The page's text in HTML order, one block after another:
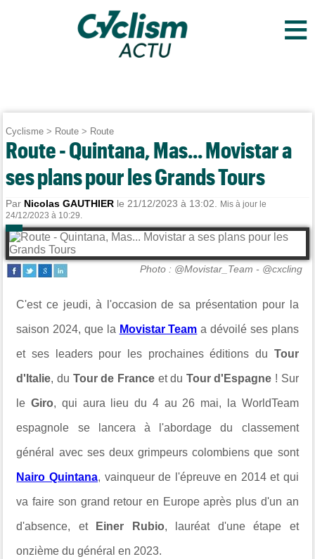
≡
Cyclisme > Route > Route
Route - Quintana, Mas... Movistar a
ses plans pour les Grands Tours
Par Nicolas GAUTHIER le 21/12/2023 à 13:02.
Mis à jour le
24/12/2023 à 10:29.
Photo : @Movistar_Team - @cxcling
C'est ce jeudi, à l'occasion de sa présentation pour la
saison 2024, que la Movistar Team a dévoilé ses plans
et ses leaders pour les prochaines éditions du Tour
d'Italie, du Tour de Franceet du Tour d'Espagne ! Sur
leGiro, qui aura lieu du 4 au 26 mai, la WorldTeam
espagnole se lancera à l'abordage du classement
général avec ses deux grimpeurs colombiens que sont
Nairo Quintana, vainqueur de l'épreuve en 2014 et qui
va faire son grand retour en Europe après plus d'un an
d'absence, et Einer Rubio, lauréat d'une étape et
onzième du général en 2023.